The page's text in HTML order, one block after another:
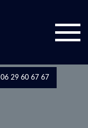
06 29 60 67 67